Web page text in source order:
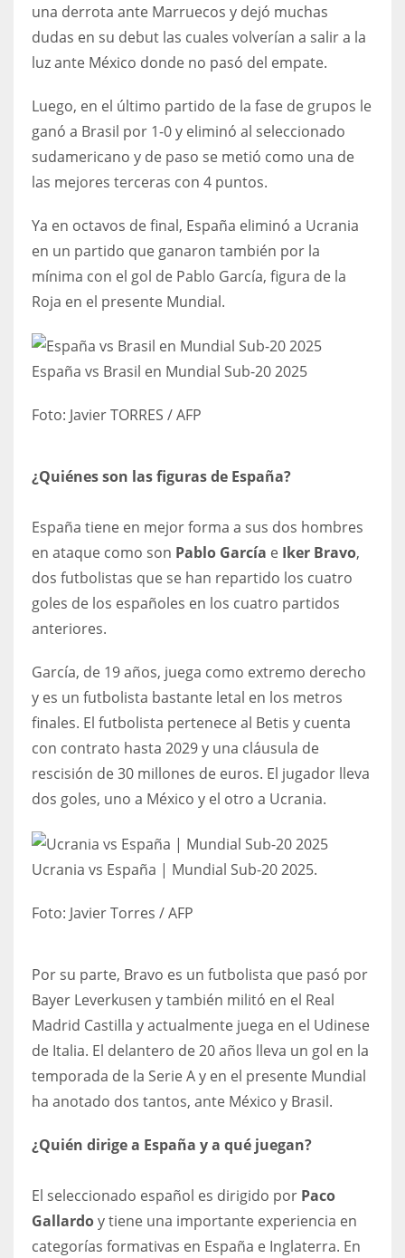
MIA
17
DAL
22
WSH
26
una derrota ante Marruecos y dejó muchas
dudas en su debut las cuales volverían a salir a la
luz ante México donde no pasó del empate.
Luego, en el último partido de la fase de grupos le
ganó a Brasil por 1-0 y eliminó al seleccionado
sudamericano y de paso se metió como una de
las mejores terceras con 4 puntos.
Ya en octavos de final, España eliminó a Ucrania
en un partido que ganaron también por la
mínima con el gol de Pablo García, figura de la
Roja en el presente Mundial.
España vs Brasil en Mundial Sub-20 2025
Foto: Javier TORRES / AFP
¿Quiénes son las figuras de España?
España tiene en mejor forma a sus dos hombres
en ataque como son Pablo García e Iker Bravo,
dos futbolistas que se han repartido los cuatro
goles de los españoles en los cuatro partidos
anteriores.
García, de 19 años, juega como extremo derecho
y es un futbolista bastante letal en los metros
finales. El futbolista pertenece al Betis y cuenta
con contrato hasta 2029 y una cláusula de
rescisión de 30 millones de euros. El jugador lleva
dos goles, uno a México y el otro a Ucrania.
Ucrania vs España | Mundial Sub-20 2025.
Foto: Javier Torres / AFP
Por su parte, Bravo es un futbolista que pasó por
Bayer Leverkusen y también militó en el Real
Madrid Castilla y actualmente juega en el Udinese
de Italia. El delantero de 20 años lleva un gol en la
temporada de la Serie A y en el presente Mundial
ha anotado dos tantos, ante México y Brasil.
¿Quién dirige a España y a qué juegan?
El seleccionado español es dirigido por Paco
Gallardoy tiene una importante experiencia en
categorías formativas en España e Inglaterra. En